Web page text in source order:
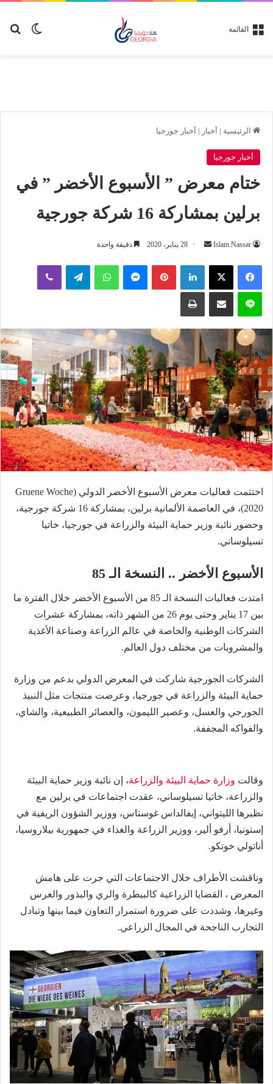
الوضع القائمة
الرئيسية | أخبار | أخبار جورجيا
أخبار جورجيا
ختام معرض ” الأسبوع الأخضر ” في
برلين بمشاركة 16 شركة جورجية
Islam Nassar
أرسل
إلكترونيا
28 يناير، 2020 دقيقة واحدة
لينكدإن بينتيريستماسنجر واتساب تيلقرام ڤايبر
لاين مشاركة عبر البريد طباعة
اختتمت فعاليات معرض الأسبوع الأخضر الدولي (Gruene Woche
2020)، في العاصمة الألمانية برلين، بمشاركة 16 شركة جورجية،
وحضور نائبة وزير حماية البيئة والزراعة في جورجيا، خاتيا
تسيلوساني.
الأسبوع الأخضر .. النسخة الـ 85
امتدت فعاليات النسخة الـ 85 من الأسبوع الأخضر خلال الفترة ما
بين 17 يناير وحتى يوم 26 من الشهر ذاته، بمشاركة عشرات
الشركات الوطنية والخاصة في عالم الزراعة وصناعة الأغذية
والمشروبات من مختلف دول العالم.
الشركات الجورجية شاركت في المعرض الدولي بدعم من وزارة
حماية البيئة والزراعة في جورجيا، وعرضت منتجات مثل النبيذ
الجورجي والعسل، وعصير الليمون، والعصائر الطبيعية، والشاي،
والفواكه المجففة.
وقالت وزارة حماية البيئة والزراعة، إن نائبة وزير حماية البيئة
والزراعة، خاتيا تسيلوساني، عقدت اجتماعات في برلين مع
نظيرها الليتواني، إيفالداس غوستاس، ووزير الشؤون الريفية في
إستونيا، أرفو ألير، ووزير الزراعة والغذاء في جمهورية بيلاروسيا،
أناتولي خوتكو.
وناقشت الأطراف خلال الاجتماعات التي جرت على هامش
المعرض ، القضايا الزراعية كالبيطرة والري والبذور والغرس
وغيرها، وشددت على ضرورة استمرار التعاون فيما بينها وتبادل
التجارب الناجحة في المجال الزراعي.